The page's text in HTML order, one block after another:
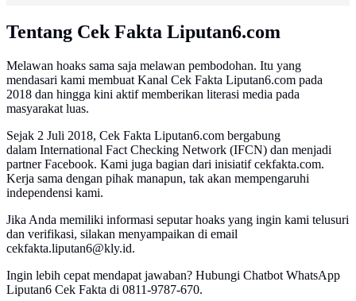
Tentang Cek Fakta Liputan6.com
Melawan hoaks sama saja melawan pembodohan. Itu yang
mendasari kami membuat Kanal Cek Fakta Liputan6.com pada
2018 dan hingga kini aktif memberikan literasi media pada
masyarakat luas.
Sejak 2 Juli 2018, Cek Fakta Liputan6.com bergabung
dalam International Fact Checking Network (IFCN) dan menjadi
partner Facebook. Kami juga bagian dari inisiatif cekfakta.com.
Kerja sama dengan pihak manapun, tak akan mempengaruhi
independensi kami.
Jika Anda memiliki informasi seputar hoaks yang ingin kami telusuri
dan verifikasi, silakan menyampaikan di email
cekfakta.liputan6@kly.id.
Ingin lebih cepat mendapat jawaban? Hubungi Chatbot WhatsApp
Liputan6 Cek Fakta di 0811-9787-670.